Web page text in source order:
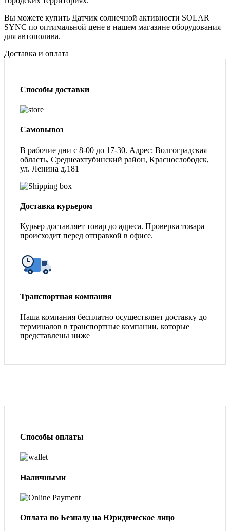
Вы можете купить Датчик солнечной активности SOLAR
SYNC по оптимальной цене в нашем магазине оборудования
для автополива.
Доставка и оплата
Способы доставки
Самовывоз
В рабочие дни с 8-00 до 17-30. Адрес: Волгоградская
область, Среднеахтубинский район, Краснослободск,
ул. Ленина д.181
Доставка курьером
Курьер доставляет товар до адреса. Проверка товара
происходит перед отправкой в офисе.
Транспортная компания
Наша компания бесплатно осуществляет доставку до
терминалов в транспортные компании, которые
представлены ниже
Способы оплаты
Наличными
Оплата по Безналу на Юридическое лицо